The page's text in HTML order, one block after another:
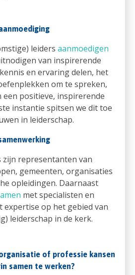
leiders aanmoedigen
van inspirerende
en ervaring delen, het
om te spreken,
een positieve, inspirerende
instantie spitsen we dit toe
in leiderschap.
zijn representanten van
gemeenten, organisaties
opleidingen. Daarnaast
met specialisten en
expertise op het gebied van
leiderschap in de kerk.
of professie kansen
samen te werken?